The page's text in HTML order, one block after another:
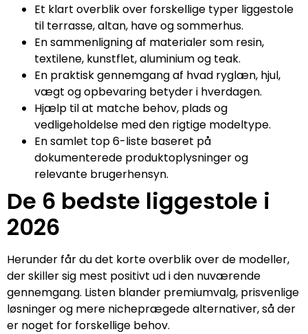
Et klart overblik over forskellige typer liggestole
til terrasse, altan, have og sommerhus.
En sammenligning af materialer som resin,
textilene, kunstflet, aluminium og teak.
En praktisk gennemgang af hvad ryglæn, hjul,
vægt og opbevaring betyder i hverdagen.
Hjælp til at matche behov, plads og
vedligeholdelse med den rigtige modeltype.
En samlet top 6-liste baseret på
dokumenterede produktoplysninger og
relevante brugerhensyn.
De 6 bedste liggestole i
2026
Herunder får du det korte overblik over de modeller,
der skiller sig mest positivt ud i den nuværende
gennemgang. Listen blander premiumvalg, prisvenlige
løsninger og mere nicheprægede alternativer, så der
er noget for forskellige behov.